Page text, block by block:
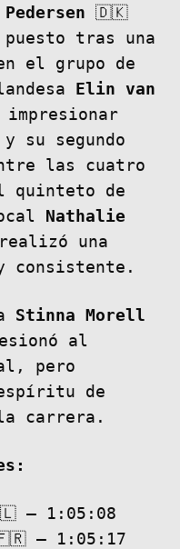
Pedersen 🇩🇰
tras una
el grupo de
Elin van
su segundo
las cuatro
quinteto de
Nathalie
una
consistente.
Stinna Morell
al
pero
de
carrera.
– 1:05:08
– 1:05:17